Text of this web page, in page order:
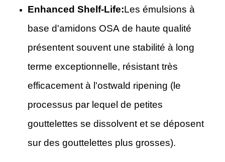
Enhanced Shelf-Life:Les émulsions à
base d'amidons OSA de haute qualité
présentent souvent une stabilité à long
terme exceptionnelle, résistant très
efficacement à l'ostwald ripening (le
processus par lequel de petites
gouttelettes se dissolvent et se déposent
sur des gouttelettes plus grosses).